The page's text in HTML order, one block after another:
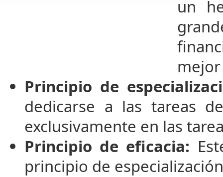
un
Principio de
dedicarse a las tareas
exclusivamente en las
Principio de eficacia:
principio de